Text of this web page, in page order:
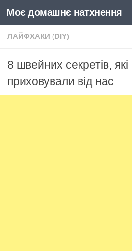
Skip to content
Моє домашнє натхнення
ЛАЙФХАКИ (DIY)
8 швейних секретів, які
приховували від нас